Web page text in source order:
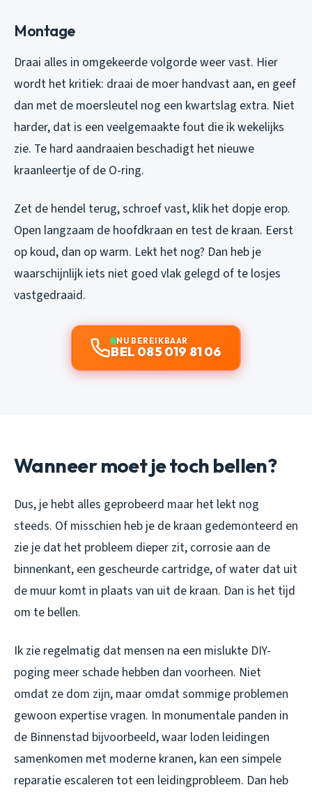
Montage
Draai alles in omgekeerde volgorde weer vast. Hier
wordt het kritiek: draai de moer handvast aan, en geef
dan met de moersleutel nog een kwartslag extra. Niet
harder, dat is een veelgemaakte fout die ik wekelijks
zie. Te hard aandraaien beschadigt het nieuwe
kraanleertje of de O-ring.
Zet de hendel terug, schroef vast, klik het dopje erop.
Open langzaam de hoofdkraan en test de kraan. Eerst
op koud, dan op warm. Lekt het nog? Dan heb je
waarschijnlijk iets niet goed vlak gelegd of te losjes
vastgedraaid.
NU BEREIKBAAR
BEL 085 019 81 06
Wanneer moet je toch bellen?
Dus, je hebt alles geprobeerd maar het lekt nog
steeds. Of misschien heb je de kraan gedemonteerd en
zie je dat het probleem dieper zit, corrosie aan de
binnenkant, een gescheurde cartridge, of water dat uit
de muur komt in plaats van uit de kraan. Dan is het tijd
om te bellen.
Ik zie regelmatig dat mensen na een mislukte DIY-
poging meer schade hebben dan voorheen. Niet
omdat ze dom zijn, maar omdat sommige problemen
gewoon expertise vragen. In monumentale panden in
de Binnenstad bijvoorbeeld, waar loden leidingen
samenkomen met moderne kranen, kan een simpele
reparatie escaleren tot een leidingprobleem. Dan heb